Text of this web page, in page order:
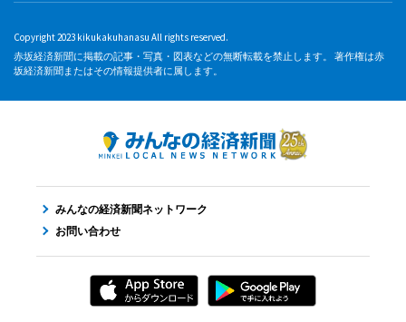
Copyright 2023 kikukakuhanasu All rights reserved.
赤坂経済新聞に掲載の記事・写真・図表などの無断転載を禁止します。 著作権は赤
坂経済新聞またはその情報提供者に属します。
みんなの経済新聞ネットワーク
お問い合わせ